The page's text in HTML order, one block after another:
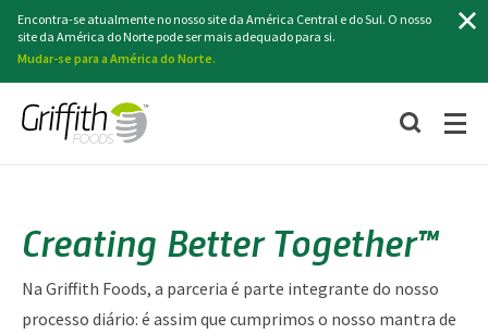
Encontra-se atualmente no nosso site da América Central e do Sul. O nosso
site da América do Norte pode ser mais adequado para si.
Mudar-se para a América do Norte.
Creating Better Together™
Na Griffith Foods, a parceria é parte integrante do nosso
processo diário: é assim que cumprimos o nosso mantra de